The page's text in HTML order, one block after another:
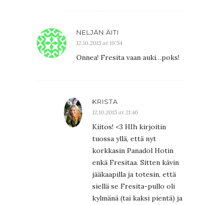
NELJÄN ÄITI
12.10.2015 at 19:54
Onnea! Fresita vaan auki…poks!
KRISTA
12.10.2015 at 21:46
Kiitos! <3 HIh kirjoitin
tuossa yllä, että nyt
korkkasin Panadol Hotin
enkä Fresitaa. Sitten kävin
jääkaapilla ja totesin, että
siellä se Fresita-pullo oli
kylmänä (tai kaksi pientä) ja